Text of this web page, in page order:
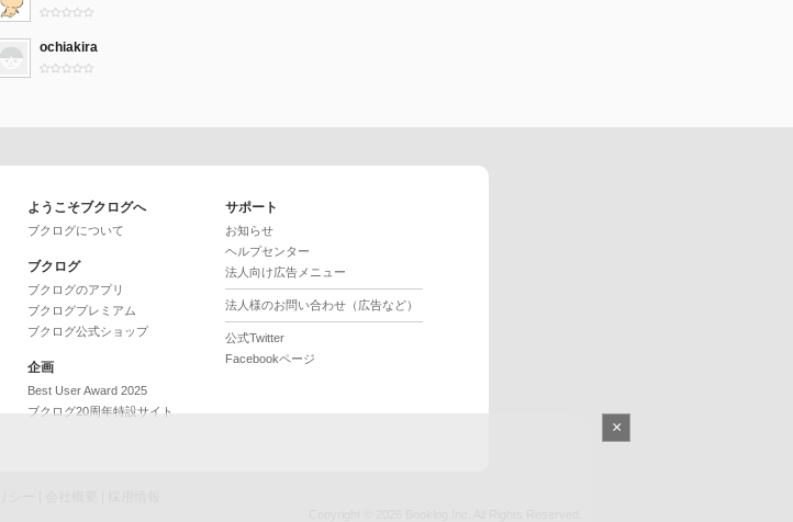
ochiakira
ようこそブクログへ
ブクログについて
ブクログ
ブクログのアプリ
ブクログプレミアム
ブクログ公式ショップ
企画
Best User Award 2025
ブクログ20周年特設サイト
サポート
お知らせ
ヘルプセンター
法人向け広告メニュー
法人様のお問い合わせ（広告など）
公式Twitter
Facebookページ
×